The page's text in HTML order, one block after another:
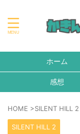
ホーム
感想
HOME >SILENT HILL 2
SILENT HILL 2